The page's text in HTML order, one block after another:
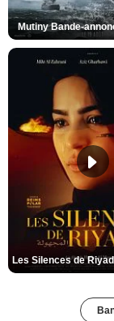
Mutiny Bande-